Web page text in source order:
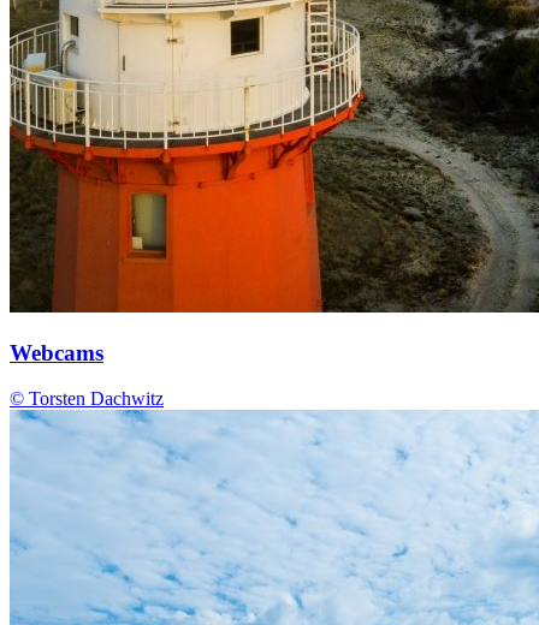
Webcams
© Torsten Dachwitz